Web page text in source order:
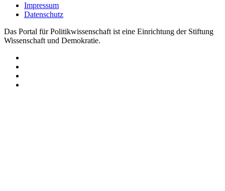
Impressum
Datenschutz
Das Portal für Politikwissenschaft ist eine Einrichtung der Stiftung
Wissenschaft und Demokratie.